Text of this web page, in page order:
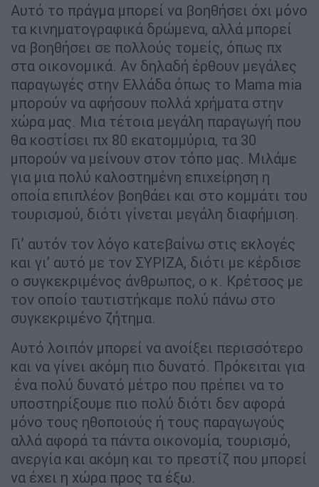
Αυτό το πράγμα μπορεί να βοηθήσει όχι μόνο
τα κινηματογραφικά δρώμενα, αλλά μπορεί
να βοηθήσει σε πολλούς τομείς, όπως πχ
στα οικονομικά. Αν δηλαδή έρθουν μεγάλες
παραγωγές στην Ελλάδα όπως το Mama mia
μπορούν να αφήσουν πολλά χρήματα στην
χώρα μας. Μια τέτοια μεγάλη παραγωγή που
θα κοστίσει πχ 80 εκατομμύρια, τα 30
μπορούν να μείνουν στον τόπο μας. Μιλάμε
για μια πολύ καλοστημένη επιχείρηση η
οποία επιπλέον βοηθάει και στο κομμάτι του
τουρισμού, διότι γίνεται μεγάλη διαφήμιση.
Γι’ αυτόν τον λόγο κατεβαίνω στις εκλογές
και γι’ αυτό με τον ΣΥΡΙΖΑ, διότι με κέρδισε
ο συγκεκριμένος άνθρωπος, ο κ. Κρέτσος με
τον οποίο ταυτιστήκαμε πολύ πάνω στο
συγκεκριμένο ζήτημα.
Αυτό λοιπόν μπορεί να ανοίξει περισσότερο
και να γίνει ακόμη πιο δυνατό. Πρόκειται για
ένα πολύ δυνατό μέτρο που πρέπει να το
υποστηρίξουμε πιο πολύ διότι δεν αφορά
μόνο τους ηθοποιούς ή τους παραγωγούς
αλλά αφορά τα πάντα οικονομία, τουρισμό,
ανεργία και ακόμη και το πρεστίζ που μπορεί
να έχει η χώρα προς τα έξω.